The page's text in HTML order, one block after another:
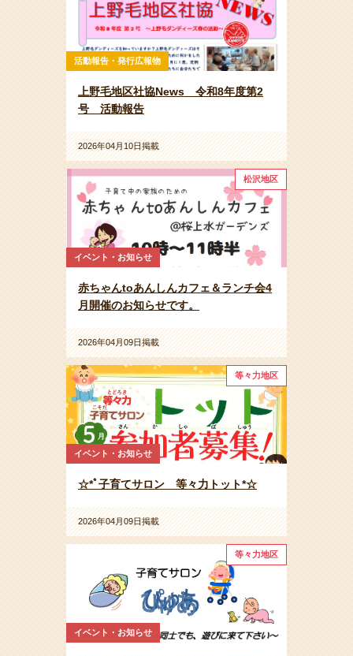
活動報告・発行広報物
上野毛地区社協News 令和8年度第2
号 活動報告
2026年04月10日掲載
松沢地区
イベント・お知らせ
赤ちゃんtoあんしんカフェ＆ランチ会4
月開催のお知らせです。
2026年04月09日掲載
等々力地区
イベント・お知らせ
☆*ﾟ子育てサロン 等々力トット*☆
2026年04月09日掲載
等々力地区
イベント・お知らせ